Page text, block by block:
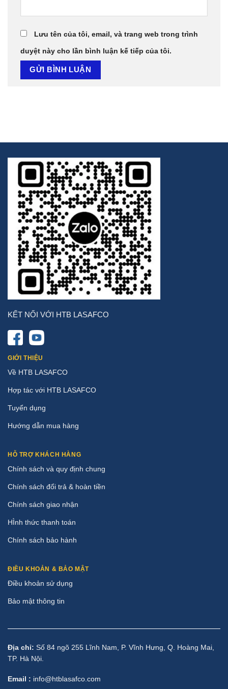
Lưu tên của tôi, email, và trang web trong trình
duyệt này cho lần bình luận kế tiếp của tôi.
KẾT NỐI VỚI HTB LASAFCO
GIỚI THIỆU
Về HTB LASAFCO
Hợp tác với HTB LASAFCO
Tuyển dụng
Hướng dẫn mua hàng
HỖ TRỢ KHÁCH HÀNG
Chính sách và quy định chung
Chính sách đổi trả & hoàn tiền
Chính sách giao nhận
HÌnh thức thanh toán
Chính sách bảo hành
ĐIỀU KHOẢN & BẢO MẬT
Điều khoản sử dụng
Bảo mật thông tin
Địa chỉ: Số 84 ngõ 255 Lĩnh Nam, P. Vĩnh Hưng, Q. Hoàng Mai,
TP. Hà Nội.
Email : info@htblasafco.com